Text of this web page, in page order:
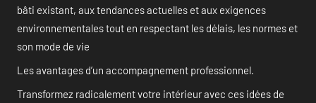
bâti existant, aux tendances actuelles et aux exigences
environnementales tout en respectant les délais, les normes et
son mode de vie
Les avantages d’un accompagnement professionnel.
Transformez radicalement votre intérieur avec ces idées de